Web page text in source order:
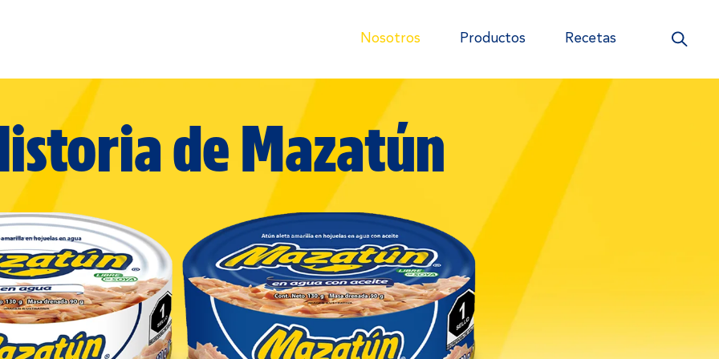
Nosotros Productos Recetas
de Mazatún